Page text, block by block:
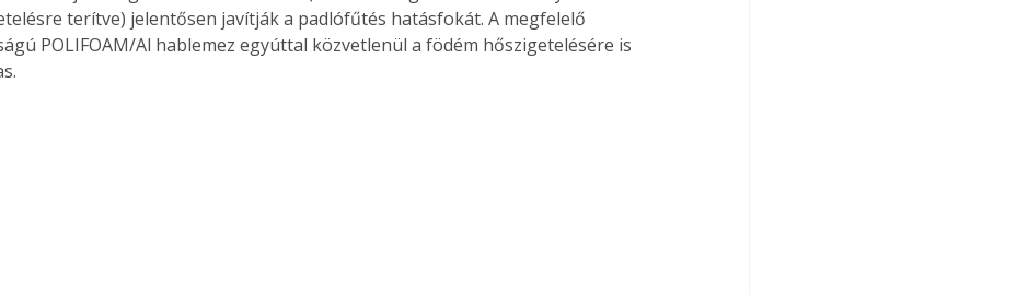
terítve) jelentősen javítják a padlófűtés hatásfokát. A megfelelő
POLIFOAM/Al hablemez egyúttal közvetlenül a födém hőszigetelésére is